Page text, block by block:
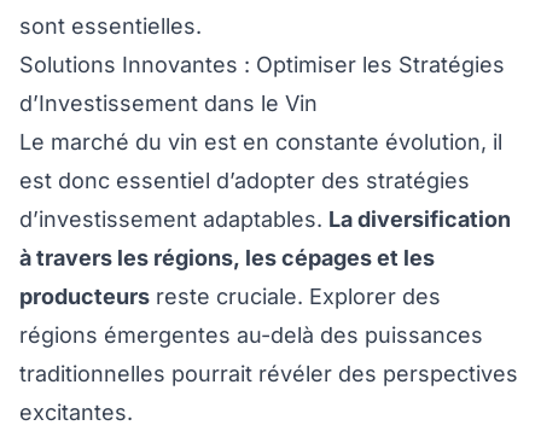
sont essentielles.
Solutions Innovantes : Optimiser les Stratégies
d’Investissement dans le Vin
Le marché du vin est en constante évolution, il
est donc essentiel d’adopter des stratégies
d’investissement adaptables. La diversification
à travers les régions, les cépages et les
producteurs reste cruciale. Explorer des
régions émergentes au-delà des puissances
traditionnelles pourrait révéler des perspectives
excitantes.